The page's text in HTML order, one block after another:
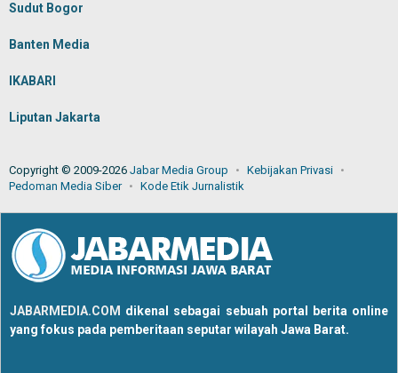
Sudut Bogor
Banten Media
IKABARI
Liputan Jakarta
Copyright © 2009-2026 Jabar Media Group
Kebijakan Privasi
Pedoman Media Siber
Kode Etik Jurnalistik
JABARMEDIA.COM dikenal sebagai sebuah portal berita online
yang fokus pada pemberitaan seputar wilayah Jawa Barat.